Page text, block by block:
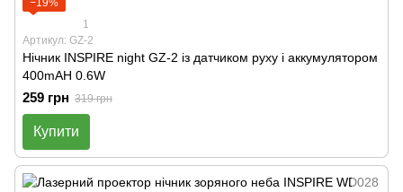
−19%
1
Артикул: GZ-2
Нічник INSPIRE night GZ-2 із датчиком руху і аккумулятором
400mAH 0.6W
259 грн 319 грн
Купити